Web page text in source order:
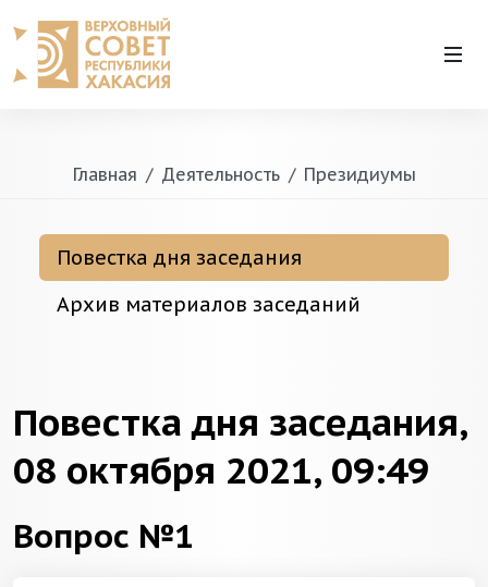
Главная Деятельность Президиумы
Повестка дня заседания
Архив материалов заседаний
Повестка дня заседания,
08 октября 2021, 09:49
Вопрос №1